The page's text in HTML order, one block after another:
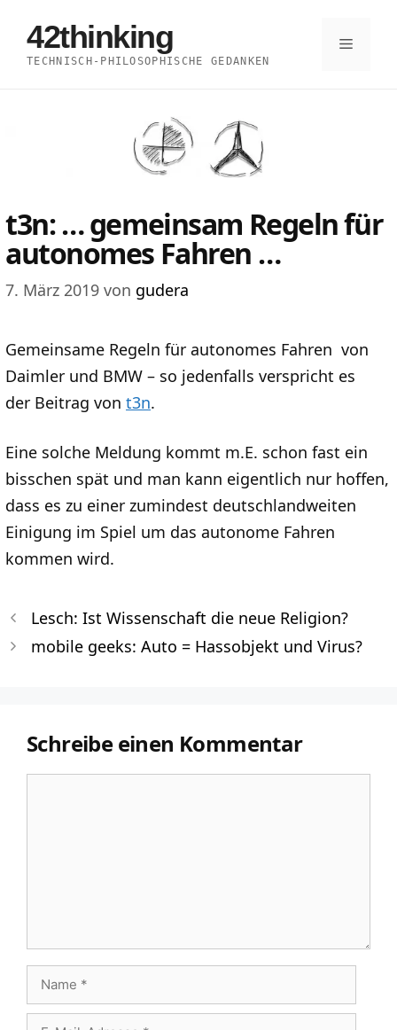
Inhalt
springen
42thinking
TECHNISCH-PHILOSOPHISCHE GEDANKEN
Menü
t3n: … gemeinsam Regeln für
autonomes Fahren …
7. März 2019 von gudera
Gemeinsame Regeln für autonomes Fahren von
Daimler und BMW – so jedenfalls verspricht es
der Beitrag von t3n.
Eine solche Meldung kommt m.E. schon fast ein
bisschen spät und man kann eigentlich nur hoffen,
dass es zu einer zumindest deutschlandweiten
Einigung im Spiel um das autonome Fahren
kommen wird.
Lesch: Ist Wissenschaft die neue Religion?
mobile geeks: Auto = Hassobjekt und Virus?
Schreibe einen Kommentar
Name